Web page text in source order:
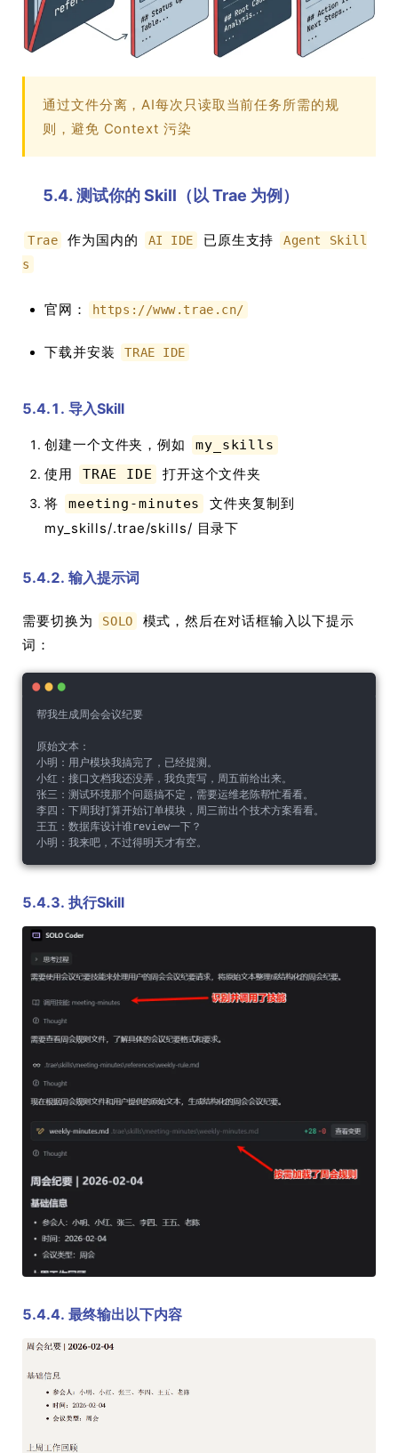
通过文件分离，AI每次只读取当前任务所需的规
则，避免 Context 污染
5.4. 测试你的 Skill（以 Trae 为例）
Trae 作为国内的 AI IDE 已原生支持
Agent Skill
s
官网： https://www.trae.cn/
下载并安装 TRAE IDE
5.4.1. 导入Skill
创建一个文件夹，例如 my_skills
使用 TRAE IDE
打开这个文件夹
将
meeting-minutes
文件夹复制到
my_skills/.trae/skills/ 目录下
5.4.2. 输入提示词
需要切换为 SOLO
模式，然后在对话框输入以下提示
词：
帮我生成周会会议纪要
原始文本：
小明：用户模块我搞完了，已经提测。
小红：接口文档我还没弄，我负责写，周五前给出来。
张三：测试环境那个问题搞不定，需要运维老陈帮忙看看。
李四：下周我打算开始订单模块，周三前出个技术方案看看。
王五：数据库设计谁review一下？
小明：我来吧，不过得明天才有空。
5.4.3. 执行Skill
5.4.4. 最终输出以下内容